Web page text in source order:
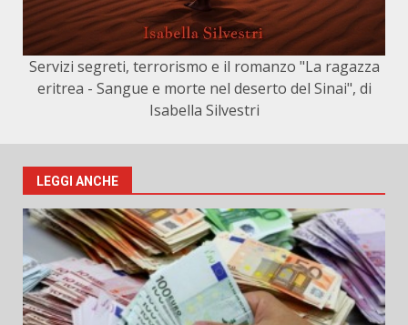
Servizi segreti, terrorismo e il romanzo "La ragazza
eritrea - Sangue e morte nel deserto del Sinai", di
Isabella Silvestri
LEGGI ANCHE